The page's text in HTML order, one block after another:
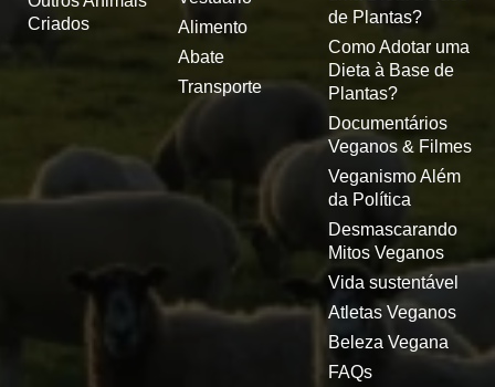
Criados
Alimento
Abate
Transporte
de Plantas?
Como Adotar uma
Dieta à Base de
Plantas?
Documentários
Veganos & Filmes
Veganismo Além
da Política
Desmascarando
Mitos Veganos
Vida sustentável
Atletas Veganos
Beleza Vegana
FAQs